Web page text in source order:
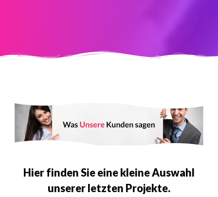
Hier finden Sie eine kleine Auswahl
unserer letzten Projekte.